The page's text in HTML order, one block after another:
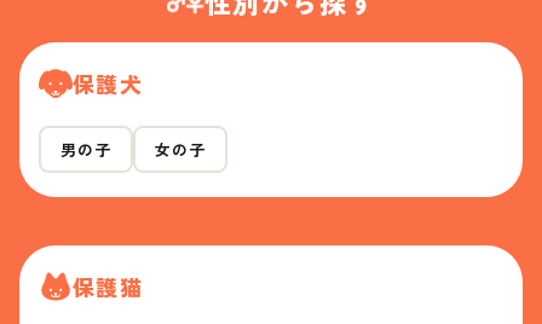
保護犬
男の子 女の子
保護猫